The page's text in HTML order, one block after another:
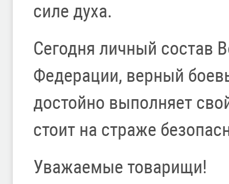
силе духа.
Сегодня личный состав
Федерации, верный
достойно выполняет
стоит на страже
Уважаемые товарищи!